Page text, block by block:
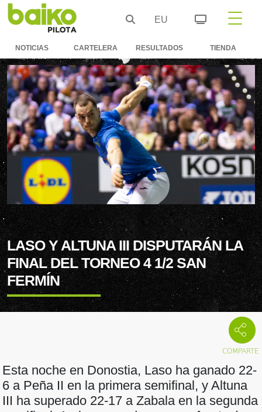
EU
NOTICIAS CARTELERA RESULTADOS TIENDA
LASO Y ALTUNA III DISPUTARÁN LA
FINAL DEL TORNEO 4 1/2 SAN
FERMÍN
Esta noche en Donostia, Laso ha ganado 22-
6 a Peña II en la primera semifinal, y Altuna
III ha superado 22-17 a Zabala en la segunda